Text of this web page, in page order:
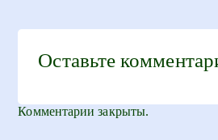
Оставьте
Комментарии закрыты.